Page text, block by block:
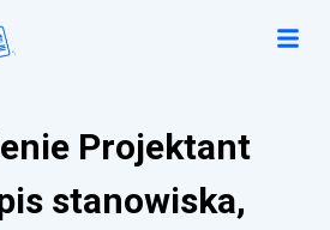
Projektant
stanowiska,